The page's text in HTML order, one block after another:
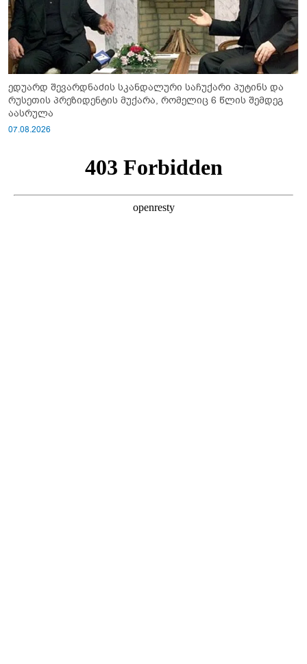
ედუარდ შევარდნაძის სკანდალური საჩუქარი პუტინს და
რუსეთის პრეზიდენტის მუქარა, რომელიც 6 წლის შემდეგ
აასრულა
07.08.2026